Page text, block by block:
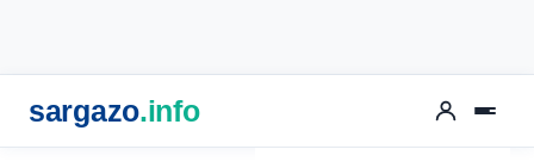
sargazo.info